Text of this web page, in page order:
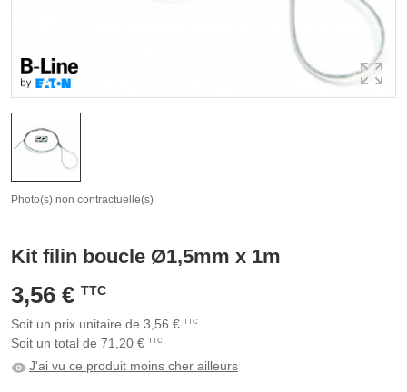
Photo(s) non contractuelle(s)
Kit filin boucle Ø1,5mm x 1m
3,56 € TTC
Soit un prix unitaire de 3,56 € TTC
Soit un total de 71,20 € TTC
J'ai vu ce produit moins cher ailleurs